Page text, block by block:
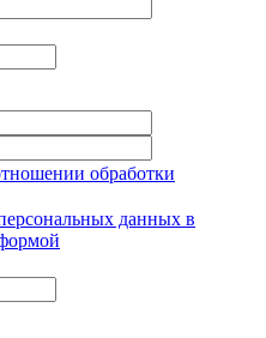
обработки
данных в